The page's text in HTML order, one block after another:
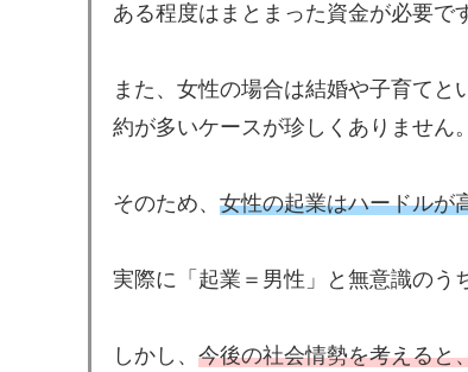
ある程度はまとまった資金が必要で
また、女性の場合は結婚や子育てと
約が多いケースが珍しくありません。
そのため、 女性の起業はハードルが
実際に「起業＝男性」と無意識のう
しかし、 今後の社会情勢を考えると